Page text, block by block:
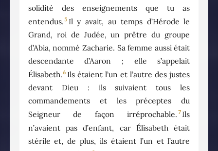
solidité des enseignements que tu as
entendus.5 Il y avait, au temps d’Hérode le
Grand, roi de Judée, un prêtre du groupe
d’Abia, nommé Zacharie. Sa femme aussi était
descendante d’Aaron ; elle s’appelait
Élisabeth.6 Ils étaient l’un et l’autre des justes
devant Dieu : ils suivaient tous les
commandements et les préceptes du
Seigneur de façon irréprochable. 7 Ils
n’avaient pas d’enfant, car Élisabeth était
stérile et, de plus, ils étaient l’un et l’autre